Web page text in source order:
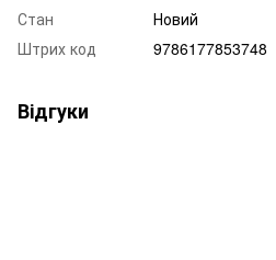
Стан
Новий
Штрих код
9786177853748
Відгуки